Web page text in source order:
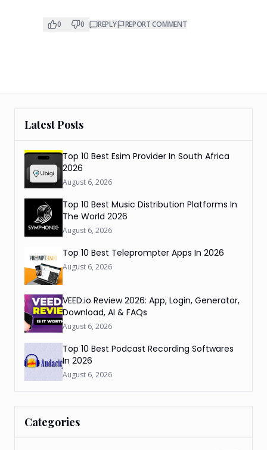
0 0 REPLY REPORT COMMENT
Latest Posts
Top 10 Best Esim Provider In South Africa
2026
August 6, 2026
Top 10 Best Music Distribution Platforms In
The World 2026
August 6, 2026
Top 10 Best Teleprompter Apps In 2026
August 6, 2026
VEED.io Review 2026: App, Login, Generator,
Download, AI & FAQs
August 6, 2026
Top 10 Best Podcast Recording Softwares
In 2026
August 6, 2026
Categories